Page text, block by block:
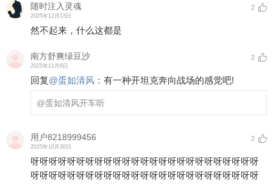
随时注入灵魂
2025年12月13日
2
然不起来，什么这都是
南方舒爽绿豆沙
2025年11月6日
2
回复@蛋如清风 ： 有一种开坦克奔向战场的感觉吧!
@蛋如清风开车听
用户8218999456
2025年10月30日
2
呀呀呀呀呀呀呀呀呀呀呀呀呀呀呀呀呀呀呀呀呀呀呀呀呀
呀呀呀呀呀呀呀呀呀呀呀呀呀呀呀呀呀呀呀呀呀呀呀呀呀